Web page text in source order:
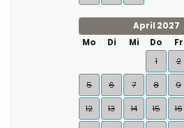
April 2027
Mo
Di Mi Do Fr
1
2
5 6 7 8 9
12 13 14 15 16